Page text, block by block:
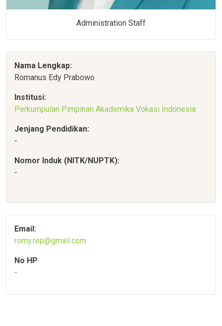
Administration Staff
Nama Lengkap:
Romanus Edy Prabowo
Institusi:
Perkumpulan Pimpinan Akademika Vokasi Indonesia
Jenjang Pendidikan:
-
Nomor Induk (NITK/NUPTK):
-
Email:
romy.rep@gmail.com
No HP
-